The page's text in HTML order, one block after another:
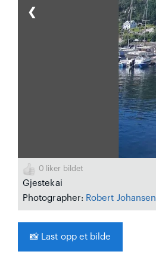
❮
0 liker bildet
Gjestekai
Photographer: Robert Johansen
📸 Last opp et bilde